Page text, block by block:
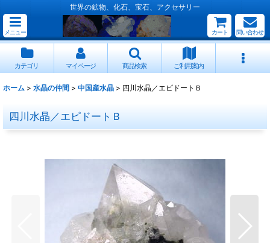
世界の鉱物、化石、宝石、アクセサリー
メニュー カート 問い合わせ
カテゴリ マイページ 商品検索 ご利用案内
ホーム > 水晶の仲間 > 中国産水晶 > 四川水晶／エピドートＢ
四川水晶／エピドートＢ